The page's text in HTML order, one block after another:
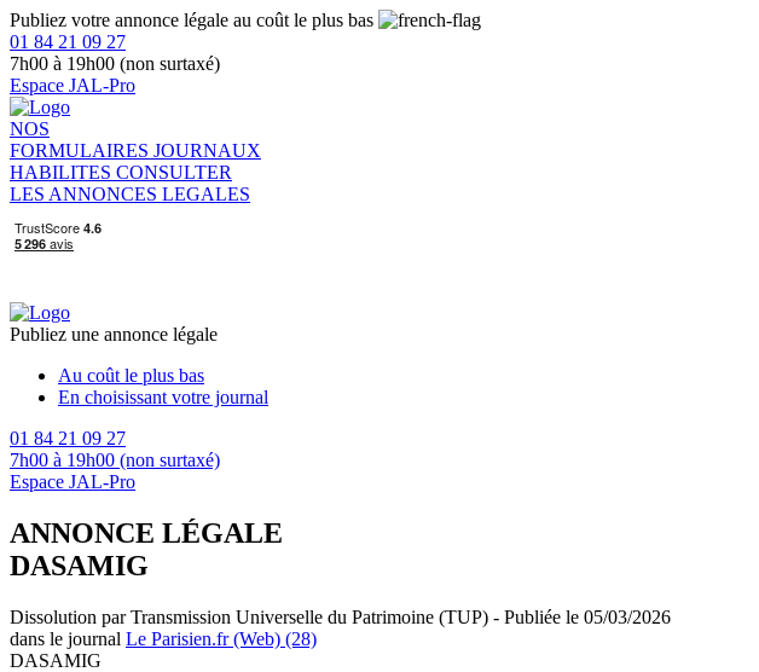
Publiez votre annonce légale au coût le plus bas
01 84 21 09 27
7h00 à 19h00 (non surtaxé)
Espace JAL-Pro
NOS
FORMULAIRES JOURNAUX
HABILITES CONSULTER
LES ANNONCES LEGALES
Publiez une annonce légale
Au coût le plus bas
En choisissant votre journal
01 84 21 09 27
7h00 à 19h00 (non surtaxé)
Espace JAL-Pro
ANNONCE LÉGALE
DASAMIG
Dissolution par Transmission Universelle du Patrimoine (TUP) - Publiée le 05/03/2026
dans le journal Le Parisien.fr (Web) (28)
DASAMIG